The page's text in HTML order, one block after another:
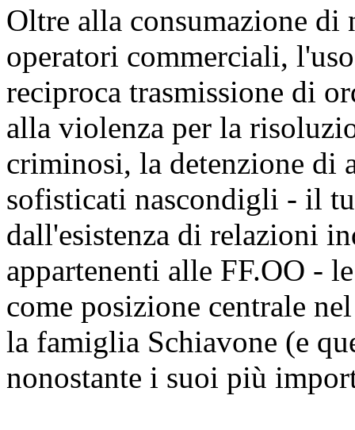
Oltre alla consumazione di
operatori commerciali,
reciproca trasmissione di
alla violenza per la
criminosi, la detenzione di
sofisticati nascondigli - il
dall'esistenza di relazioni
appartenenti alle FF.OO -
come posizione centrale
la famiglia Schiavone (e
nonostante i suoi più